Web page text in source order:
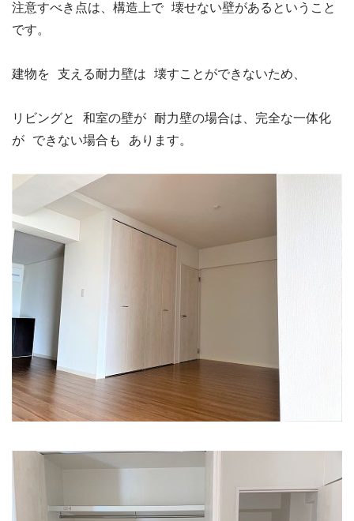
注意すべき点は、構造上で 壊せない壁があるということ
です。
建物を 支える耐力壁は 壊すことができないため、
リビングと 和室の壁が 耐力壁の場合は、完全な一体化
が できない場合も あります。